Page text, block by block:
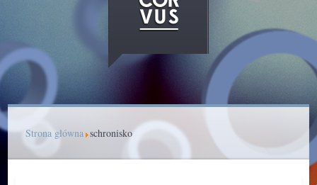
Strona główna schronisko